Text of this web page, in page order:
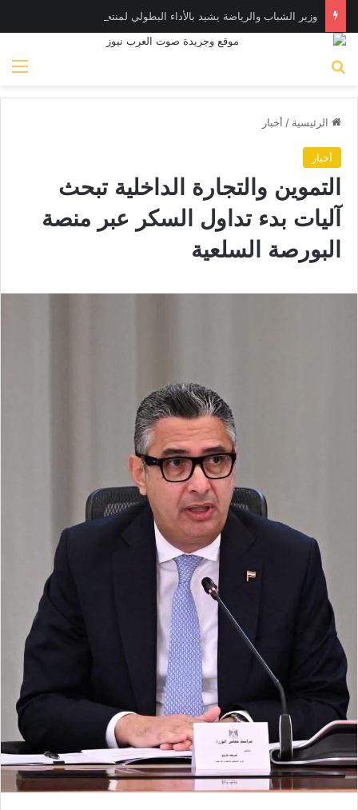
الرئيسية / أخبار
أخبار
التموين والتجارة الداخلية تبحث
آليات بدء تداول السكر عبر منصة
البورصة السلعية